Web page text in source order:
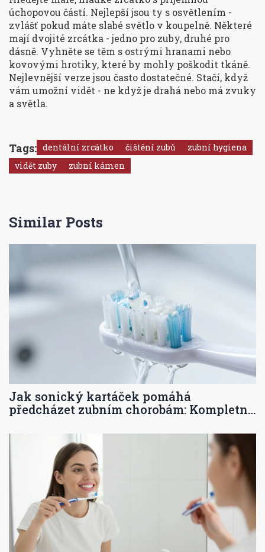
úchopovou částí. Nejlepší jsou ty s osvětlením -
zvlášť pokud máte slabé světlo v koupelně. Některé
mají dvojité zrcátka - jedno pro zuby, druhé pro
dásně. Vyhněte se těm s ostrými hranami nebo
kovovými hrotiky, které by mohly poškodit tkáně.
Nejlevnější verze jsou často dostatečné. Stačí, když
vám umožní vidět - ne když je drahá nebo má zvuky
a světla.
Tags: dentální zrcátko čištění zubů
zubní hygiena
vidět zuby
zubní kámen
Similar Posts
Jak sonický kartáček pomáhá
předcházet zubním chorobám: Kompletní